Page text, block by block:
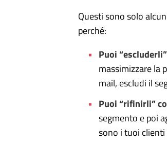
Questi sono solo
perché:
Puoi
massimizzare la
mail, escludi il
Puoi “rifinirli”
segmento e poi
sono i tuoi clienti